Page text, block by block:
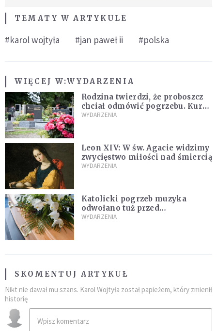
TEMATY W ARTYKULE
#karol wojtyła #jan paweł ii #polska
WIĘCEJ W:WYDARZENIA
Rodzina twierdzi, że proboszcz
chciał odmówić pogrzebu. Kuria
zapowiada wyjaśnienia
WYDARZENIA
Leon XIV: W św. Agacie widzimy
zwycięstwo miłości nad śmiercią
WYDARZENIA
Katolicki pogrzeb muzyka
odwołano tuż przed
uroczystością. Powodem była
WYDARZENIA
SKOMENTUJ ARTYKUŁ
Nikt nie dawał mu szans. Karol Wojtyła został papieżem, który zmienił
historię